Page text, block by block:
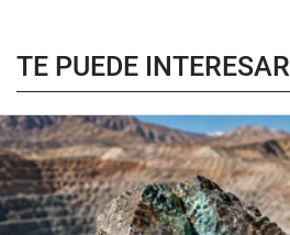
TE PUEDE INTERESAR